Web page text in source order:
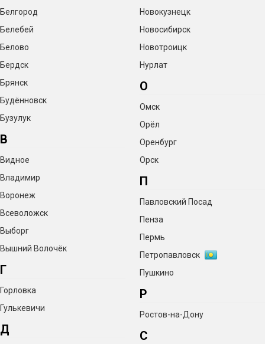
Белгород
Белебей
Белово
Бердск
Брянск
Будённовск
Бузулук
В
Видное
Владимир
Воронеж
Всеволожск
Выборг
Вышний Волочёк
Г
Горловка
Гулькевичи
Д
Новокузнецк
Новосибирск
Новотроицк
Нурлат
О
Омск
Орёл
Оренбург
Орск
П
Павловский Посад
Пенза
Пермь
Петропавловск
Пушкино
Р
Ростов-на-Дону
С